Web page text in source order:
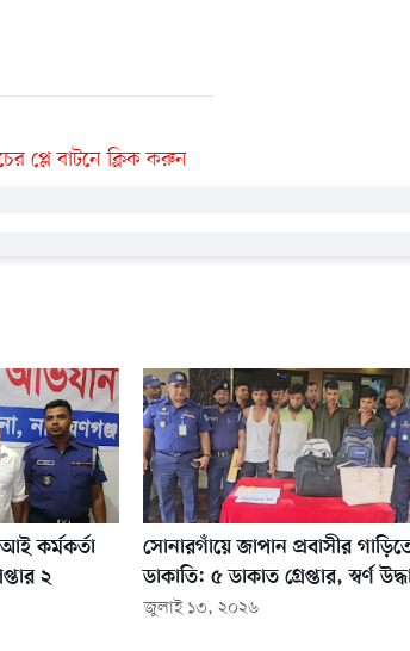
প্লে বাটনে ক্লিক করুন
কর্মকর্তা
২
সোনারগাঁয়ে জাপান প্রবাসীর
ডাকাতি: ৫ ডাকাত গ্রেপ্তার, স্বর্ণ
জুলাই ১৩, ২০২৬